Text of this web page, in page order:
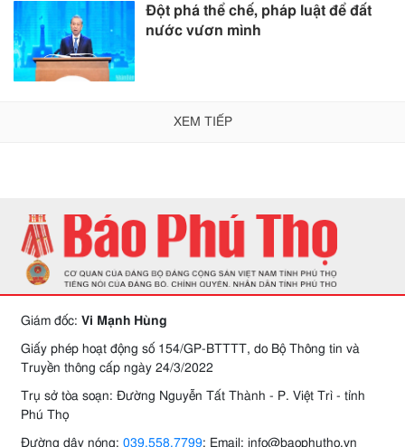
Đột phá thể chế, pháp luật để đất
nước vươn mình
XEM TIẾP
Giám đốc: Vi Mạnh Hùng
Giấy phép hoạt động số 154/GP-BTTTT, do Bộ Thông tin và
Truyền thông cấp ngày 24/3/2022
Trụ sở tòa soạn: Đường Nguyễn Tất Thành - P. Việt Trì - tỉnh
Phú Thọ
Đường dây nóng: 039.558.7799; Email: info@baophutho.vn